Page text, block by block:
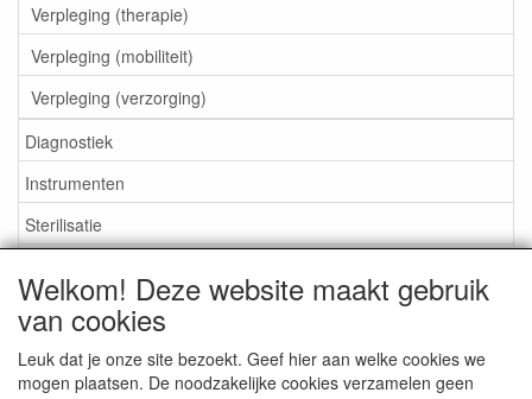
Verpleging (therapie)
Verpleging (mobiliteit)
Verpleging (verzorging)
Diagnostiek
Instrumenten
Sterilisatie
Aktieartikelen
Welkom! Deze website maakt gebruik
van cookies
Leuk dat je onze site bezoekt. Geef hier aan welke cookies we
mogen plaatsen. De noodzakelijke cookies verzamelen geen